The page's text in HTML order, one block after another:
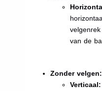
van de
Zonder velgen:
Verticaal: